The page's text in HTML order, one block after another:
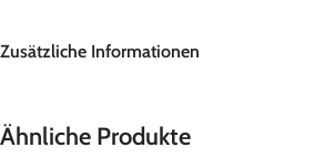
Zusätzliche Informationen
Ähnliche Produkte